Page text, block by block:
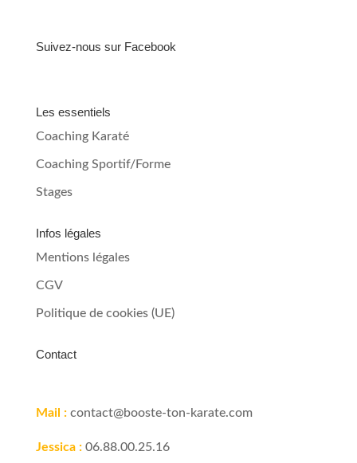
Suivez-nous sur Facebook
Les essentiels
Coaching Karaté
Coaching Sportif/Forme
Stages
Infos légales
Mentions légales
CGV
Politique de cookies (UE)
Contact
Mail :contact@booste-ton-karate.com
Jessica : 06.88.00.25.16